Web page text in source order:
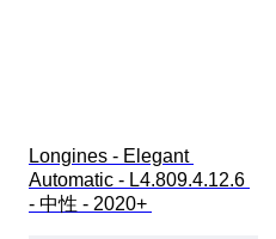
Longines - Elegant
Automatic - L4.809.4.12.6
- 中性 - 2020+